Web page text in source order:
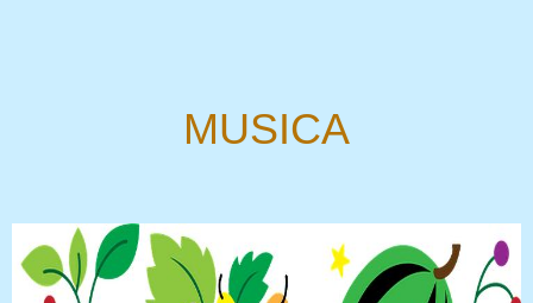
MUSICA